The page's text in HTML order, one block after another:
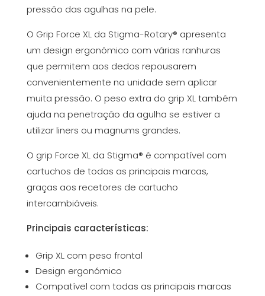
pressão das agulhas na pele.
O Grip Force XL da Stigma-Rotary® apresenta
um design ergonómico com várias ranhuras
que permitem aos dedos repousarem
convenientemente na unidade sem aplicar
muita pressão. O peso extra do grip XL também
ajuda na penetração da agulha se estiver a
utilizar liners ou magnums grandes.
O grip Force XL da Stigma® é compatível com
cartuchos de todas as principais marcas,
graças aos recetores de cartucho
intercambiáveis.
Principais características:
Grip XL com peso frontal
Design ergonómico
Compatível com todas as principais marcas